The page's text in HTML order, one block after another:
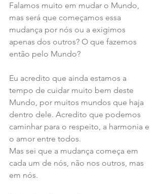
Falamos muito em mudar o Mundo,
mas será que começamos essa
mudança por nós ou a exigimos
apenas dos outros? O que fazemos
então pelo Mundo?
Eu acredito que ainda estamos a
tempo de cuidar muito bem deste
Mundo, por muitos mundos que haja
dentro dele. Acredito que podemos
caminhar para o respeito, a harmonia e
o amor entre todos.
Mas sei que a mudança começa em
cada um de nós, não nos outros, mas
em nós.